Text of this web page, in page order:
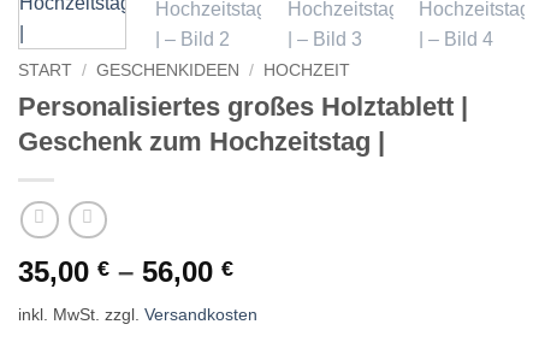
START / GESCHENKIDEEN / HOCHZEIT
Personalisiertes großes Holztablett |
Geschenk zum Hochzeitstag |
35,00 € – 56,00 €
inkl. MwSt. zzgl. Versandkosten